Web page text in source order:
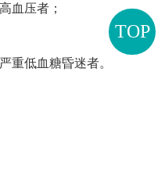
TOP
血压者；
低血糖昏迷者。